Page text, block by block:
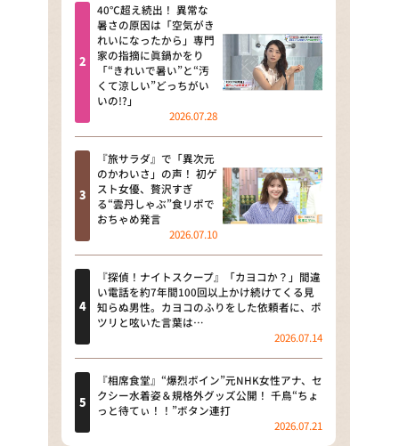
news おかえり
河合＆A.B.C-Z塚田×福井アナ
「なんでやねん！？」（news お
かえり）
DAIGOも台所 ～きょうの献立 何
にする？～
本日はダイアンなり！シーズン２
朝だ！生です旅サラダ
教えて！ニュースライブ 正義の
ミカタ
ＬＩＦＥ～夢のカタチ～
新婚さんいらっしゃい！
ポツンと一軒家
ザキ山小屋本館
40℃超え続出！ 異常な
暑さの原因は「空気がき
れいになったから」専門
家の指摘に眞鍋かをり
「“きれいで暑い”と“汚
くて涼しい”どっちがい
いの!?」
2026.07.28
『旅サラダ』で「異次元
のかわいさ」の声！ 初ゲ
スト女優、贅沢すぎ
る“雲丹しゃぶ”食リポで
おちゃめ発言
2026.07.10
『探偵！ナイトスクープ』「カヨコか？」間違
い電話を約7年間100回以上かけ続けてくる見
知らぬ男性。カヨコのふりをした依頼者に、ポ
ツリと呟いた言葉は…
2026.07.14
『相席食堂』“爆烈ボイン”元NHK女性アナ、セ
クシー水着姿＆規格外グッズ公開！ 千鳥“ちょ
っと待てぃ！！”ボタン連打
2026.07.21